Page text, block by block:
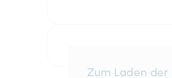
Zum Laden